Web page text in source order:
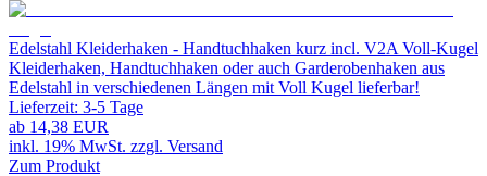
Edelstahl Kleiderhaken - Handtuchhaken kurz incl. V2A Voll-Kugel
Kleiderhaken, Handtuchhaken oder auch Garderobenhaken aus
Edelstahl in verschiedenen Längen mit Voll Kugel lieferbar!
Lieferzeit: 3-5 Tage
ab 14,38 EUR
inkl. 19% MwSt. zzgl. Versand
Zum Produkt